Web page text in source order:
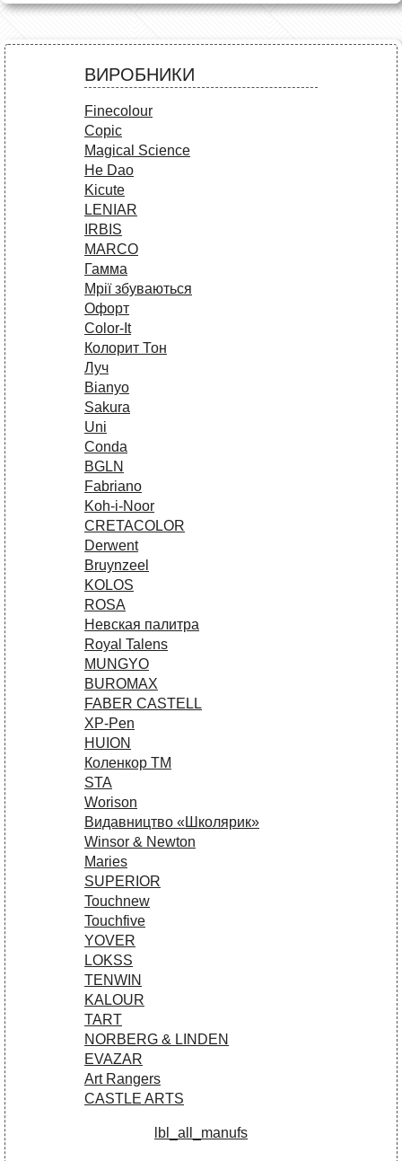
ВИРОБНИКИ
Finecolour
Copic
Magical Science
He Dao
Kicute
LENIAR
IRBIS
MARCO
Гамма
Мрії збуваються
Офорт
Сolor-It
Колорит Тон
Луч
Bianyo
Sakura
Uni
Conda
BGLN
Fabriano
Koh-i-Noor
CRETACOLOR
Derwent
Bruynzeel
KOLOS
ROSA
Невская палитра
Royal Talens
MUNGYO
BUROMAX
FABER CASTELL
XP-Pen
HUION
Коленкор ТМ
STA
Worison
Видавництво «Школярик»
Winsor & Newton
Maries
SUPERIOR
Touchnew
Touchfive
YOVER
LOKSS
TENWIN
KALOUR
TART
NORBERG & LINDEN
EVAZAR
Art Rangers
CASTLE ARTS
lbl_all_manufs